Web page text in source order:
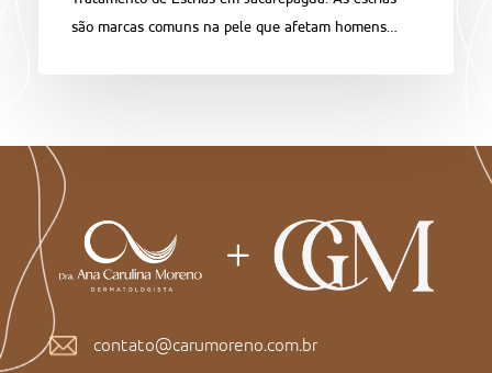
são marcas comuns na pele que afetam homens…
contato@carumoreno.com.br